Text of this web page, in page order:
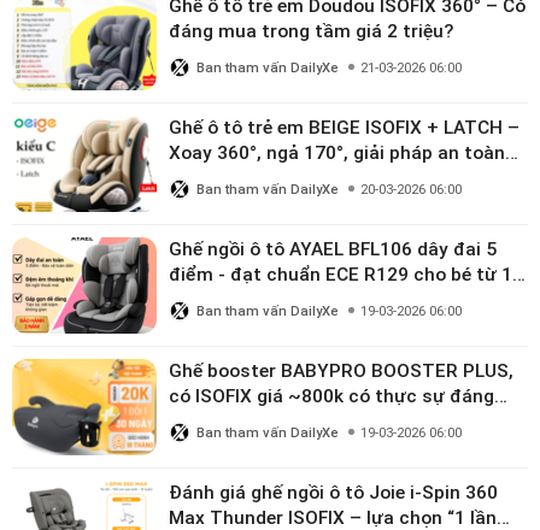
Ghế ô tô trẻ em Doudou ISOFIX 360° – Có
đáng mua trong tầm giá 2 triệu?
Ban tham vấn DailyXe 21-03-2026 06:00
Ghế ô tô trẻ em BEIGE ISOFIX + LATCH –
Xoay 360°, ngả 170°, giải pháp an toàn
linh hoạt cho bé 0–10 tuổi
Ban tham vấn DailyXe 20-03-2026 06:00
Ghế ngồi ô tô AYAEL BFL106 dây đai 5
điểm - đạt chuẩn ECE R129 cho bé từ 1–
10 tuổi
Ban tham vấn DailyXe 19-03-2026 06:00
Ghế booster BABYPRO BOOSTER PLUS,
có ISOFIX giá ~800k có thực sự đáng
mua?
Ban tham vấn DailyXe 19-03-2026 06:00
Đánh giá ghế ngồi ô tô Joie i-Spin 360
Max Thunder ISOFIX – lựa chọn “1 lần